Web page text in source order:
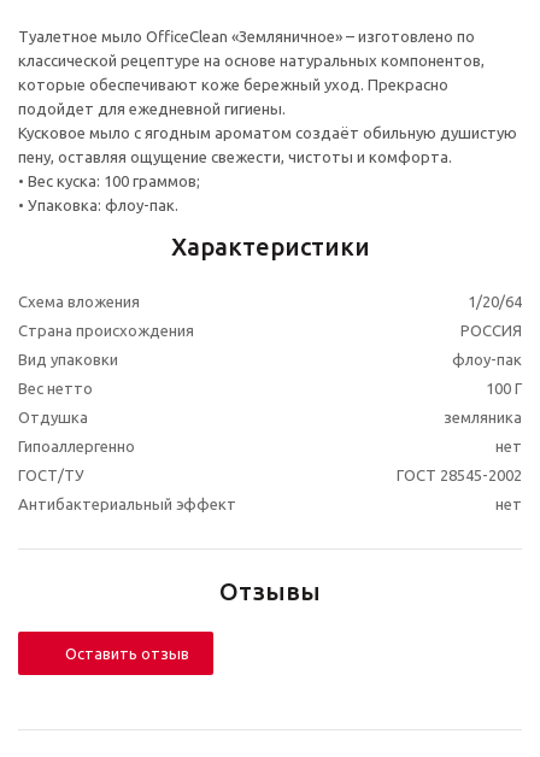
Туалетное мыло OfficeClean «Земляничное» – изготовлено по
классической рецептуре на основе натуральных компонентов,
которые обеспечивают коже бережный уход. Прекрасно
подойдет для ежедневной гигиены.
Кусковое мыло с ягодным ароматом создаёт обильную душистую
пену, оставляя ощущение свежести, чистоты и комфорта.
• Вес куска: 100 граммов;
• Упаковка: флоу-пак.
Характеристики
Схема вложения
1/20/64
Страна происхождения
РОССИЯ
Вид упаковки
флоу-пак
Вес нетто
100 Г
Отдушка
земляника
Гипоаллергенно
нет
ГОСТ/ТУ
ГОСТ 28545-2002
Антибактериальный эффект
нет
Отзывы
Оставить отзыв